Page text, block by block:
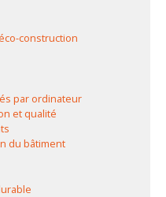
construction
par ordinateur
et qualité
du bâtiment